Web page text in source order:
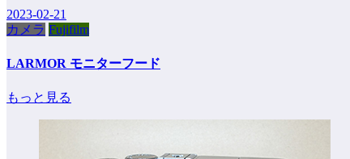
2023-02-21
カメラ Fujifilm
LARMOR モニターフード
もっと見る